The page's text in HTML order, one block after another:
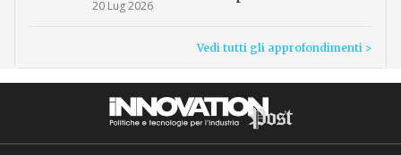
20 Lug 2026
Vedi tutti gli approfondimenti >